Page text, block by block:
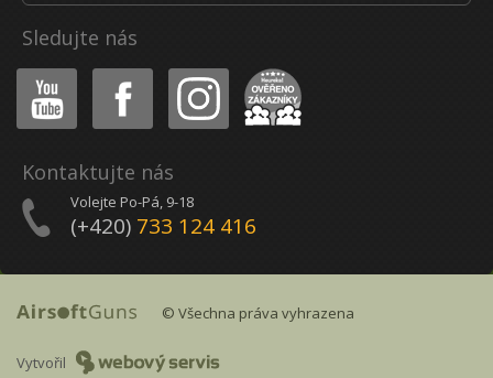
Sledujte nás
Youtube Facebook Instagram Heureka
Kontaktujte nás
Volejte Po-Pá, 9-18
(+420) 733 124 416
© Všechna práva vyhrazena
Vytvořil